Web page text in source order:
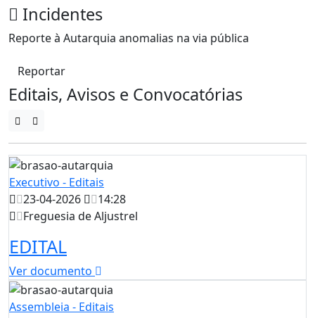
Incidentes
Reporte à Autarquia anomalias na via pública
Reportar
Editais, Avisos e Convocatórias
Executivo - Editais
23-04-2026
14:28
Freguesia de Aljustrel
EDITAL
Ver documento
Assembleia - Editais